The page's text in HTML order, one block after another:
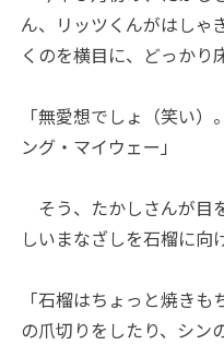
ん、リッツくんがはしゃ
くのを横目に、どっかり
「無愛想でしょ（笑い
ング・マイウェー」
そう、たかしさんが目
しいまなざしを石榴に向
「石榴はちょっと焼き
の爪切りをしたり、シン